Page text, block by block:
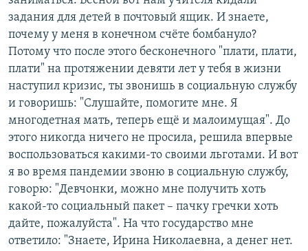
задания для детей в почтовый ящик. И знаете,
почему у меня в конечном счёте бомбануло?
Потому что после этого бесконечного "плати, плати,
плати" на протяжении девяти лет у тебя в жизни
наступил кризис, ты звонишь в социальную службу
и говоришь: "Слушайте, помогите мне. Я
многодетная мать, теперь ещё и малоимущая". До
этого никогда ничего не просила, решила впервые
воспользоваться какими-то своими льготами. И вот
я во время пандемии звоню в социальную службу,
говорю: "Девчонки, можно мне получить хоть
какой-то социальный пакет – пачку гречки хоть
дайте, пожалуйста". На что государство мне
ответило: "Знаете, Ирина Николаевна, а денег нет.